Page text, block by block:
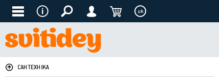
uk
САНТЕХНІКА